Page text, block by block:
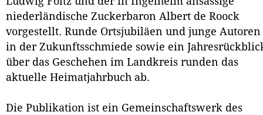
niederländische Zuckerbaron Albert de Roock
vorgestellt. Runde Ortsjubiläen und junge Autoren
in der Zukunftsschmiede sowie ein
über das Geschehen im Landkreis runden das
aktuelle Heimatjahrbuch ab.
Die Publikation ist ein Gemeinschaftswerk des